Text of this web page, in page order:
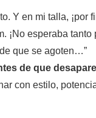
Y en mi talla, ¡por
¡No esperaba tanto
que se agoten…”
de que
con estilo,